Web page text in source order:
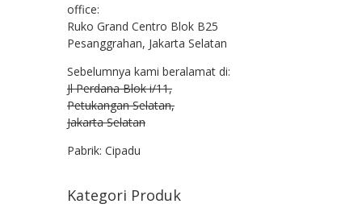
office:
Ruko Grand Centro Blok B25
Pesanggrahan, Jakarta Selatan
Sebelumnya kami beralamat di:
Jl Perdana Blok i/11,
Petukangan Selatan,
Jakarta Selatan
Pabrik: Cipadu
Kategori Produk